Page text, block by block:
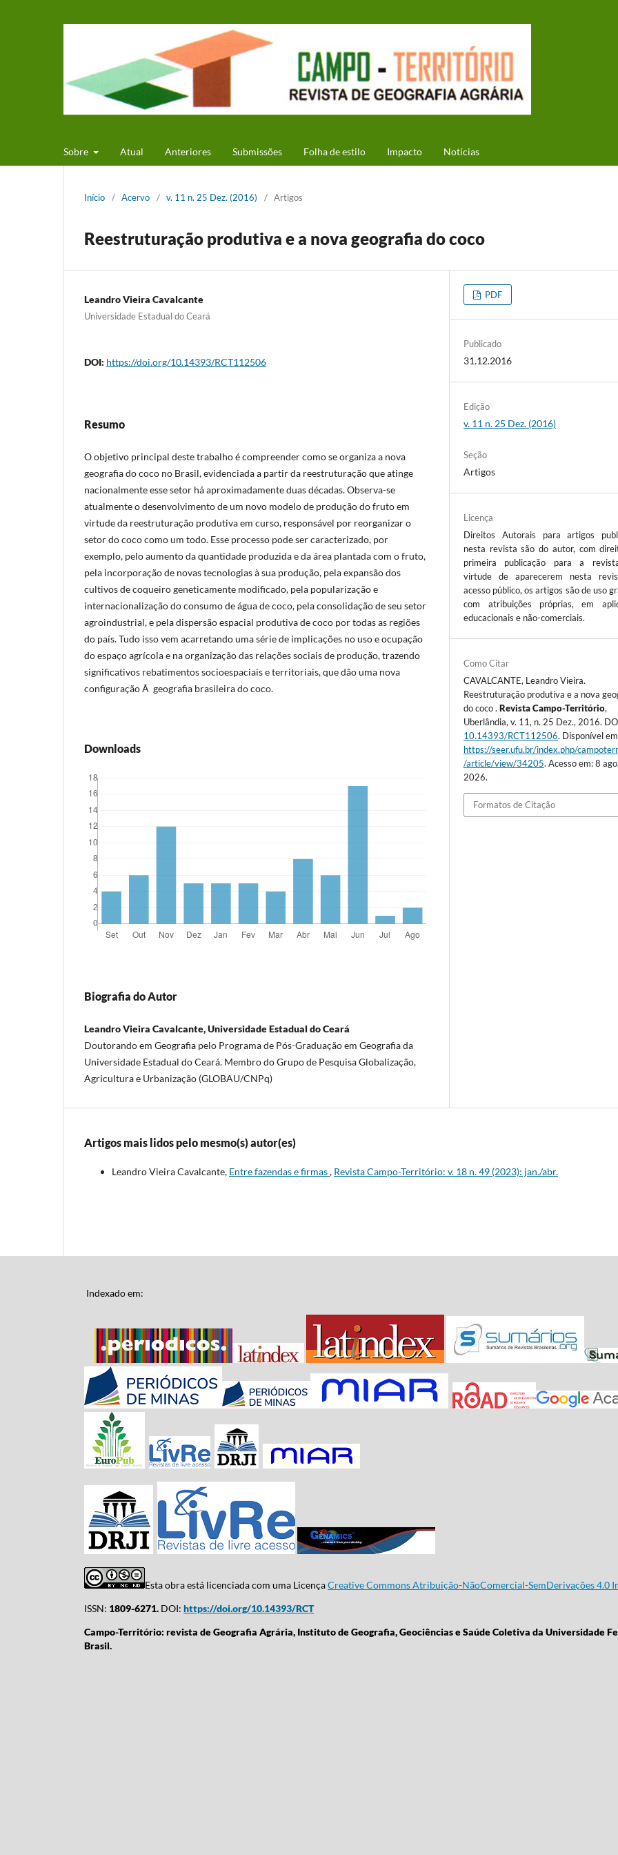
Sobre Atual Anteriores Submissões Folha de estilo Impacto Notícias
Início / Acervo / v. 11 n. 25 Dez. (2016) / Artigos
Reestruturação produtiva e a nova geografia do coco
Leandro Vieira Cavalcante
Universidade Estadual do Ceará
DOI: https://doi.org/10.14393/RCT112506
Resumo
O objetivo principal deste trabalho é compreender como se organiza a nova
geografia do coco no Brasil, evidenciada a partir da reestruturação que atinge
nacionalmente esse setor há aproximadamente duas décadas. Observa-se
atualmente o desenvolvimento de um novo modelo de produção do fruto em
virtude da reestruturação produtiva em curso, responsável por reorganizar o
setor do coco como um todo. Esse processo pode ser caracterizado, por
exemplo, pelo aumento da quantidade produzida e da área plantada com o fruto,
pela incorporação de novas tecnologias à sua produção, pela expansão dos
cultivos de coqueiro geneticamente modificado, pela popularização e
internacionalização do consumo de água de coco, pela consolidação de seu setor
agroindustrial, e pela dispersão espacial produtiva de coco por todas as regiões
do país. Tudo isso vem acarretando uma série de implicações no uso e ocupação
do espaço agrícola e na organização das relações sociais de produção, trazendo
significativos rebatimentos socioespaciais e territoriais, que dão uma nova
configuração Ã geografia brasileira do coco.
Downloads
Biografia do Autor
Leandro Vieira Cavalcante, Universidade Estadual do Ceará
Doutorando em Geografia pelo Programa de Pós-Graduação em Geografia da
Universidade Estadual do Ceará. Membro do Grupo de Pesquisa Globalização,
Agricultura e Urbanização (GLOBAU/CNPq)
PDF
Publicado
31.12.2016
Edição
v. 11 n. 25 Dez. (2016)
Seção
Artigos
Licença
Direitos Autorais para artigos
nesta revista são do autor, com
primeira publicação para a
virtude de aparecerem nesta
acesso público, os artigos são de uso
com atribuições próprias, em
educacionais e não-comerciais.
Como Citar
CAVALCANTE, Leandro Vieira.
Reestruturação produtiva e a nova
do coco .Revista Campo-Território,
Uberlândia, v. 11, n. 25 Dez., 2016.
10.14393/RCT112506. Disponível
https://seer.ufu.br/index.php/
/article/view/34205. Acesso em: 8 ago.
2026.
Formatos de Citação
Artigos mais lidos pelo mesmo(s) autor(es)
Leandro Vieira Cavalcante, Entre fazendas e firmas, Revista Campo-Território: v. 18 n. 49 (2023): jan./abr.
Indexado em:
Esta obra está licenciada com uma LicençaCreative Commons Atribuição-NãoComercial-SemDerivações 4.0
ISSN: 1809-6271. DOI: https://doi.org/10.14393/RCT
Campo-Território: revista de Geografia Agrária, Instituto de Geografia, Geociências e Saúde Coletiva da Universidade
Brasil.